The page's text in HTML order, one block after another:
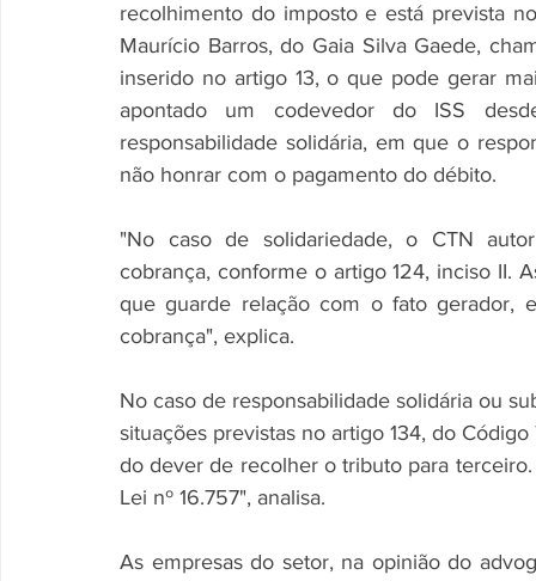
recolhimento do imposto e está prevista
Maurício Barros, do Gaia Silva Gaede,
inserido no artigo 13, o que pode gerar
apontado um codevedor do ISS
responsabilidade solidária, em que o
não honrar com o pagamento do débito.
"No caso de solidariedade, o CTN
cobrança, conforme o artigo 124, inciso II.
que guarde relação com o fato gerador,
cobrança", explica.
No caso de responsabilidade solidária ou
situações previstas no artigo 134, do
do dever de recolher o tributo para
Lei nº 16.757", analisa.
As empresas do setor, na opinião do